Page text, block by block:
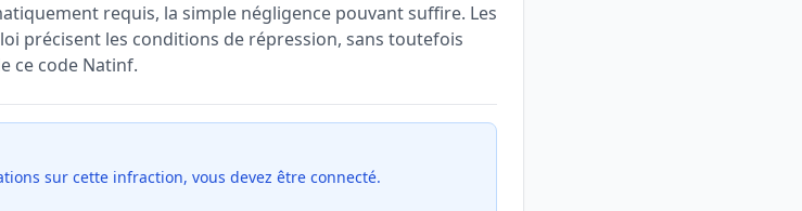
requis, la simple négligence pouvant suffire. Les
précisent les conditions de répression, sans toutefois
ce code Natinf.
sur cette infraction, vous devez être connecté.